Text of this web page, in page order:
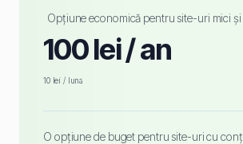
Opțiune economică pentru site-uri mici și
100 lei / an
10 lei / luna
O opțiune de buget pentru site-uri cu